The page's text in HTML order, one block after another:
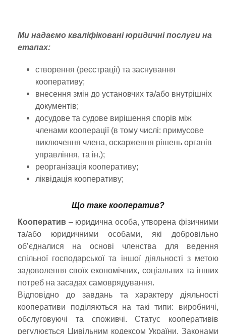
Ми надаємо кваліфіковані юридичні послуги на
етапах:
створення (реєстрації) та заснування
кооперативу;
внесення змін до установчих та/або внутрішніх
документів;
досудове та судове вирішення спорів між
членами кооперації (в тому числі: примусове
виключення члена, оскарження рішень органів
управління, та ін.);
реорганізація кооперативу;
ліквідація кооперативу;
Що таке кооператив?
Кооператив – юридична особа, утворена фізичними
та/або юридичними особами, які добровільно
об’єдналися на основі членства для ведення
спільної господарської та іншої діяльності з метою
задоволення своїх економічних, соціальних та інших
потреб на засадах самоврядування.
Відповідно до завдань та характеру діяльності
кооперативи поділяються на такі типи: виробничі,
обслуговуючі та споживчі.Статус кооперативів
регулюється Цивільним кодексом України, Законами